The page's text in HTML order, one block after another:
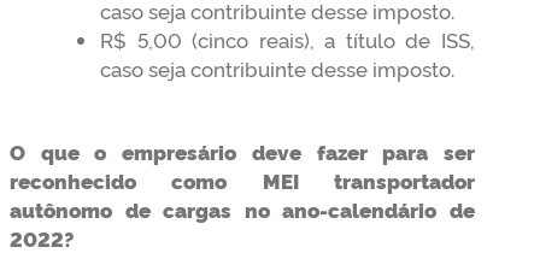
caso seja contribuinte desse imposto.
R$ 5,00 (cinco reais), a título de ISS,
caso seja contribuinte desse imposto.
O que o empresário deve fazer para ser
reconhecido como MEI transportador
autônomo de cargas no ano-calendário de
2022?